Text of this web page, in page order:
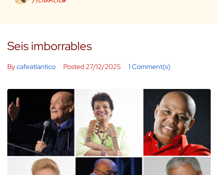
Seis imborrables
Bycafeatlantico Posted 27/12/2025 1 Comment(s)